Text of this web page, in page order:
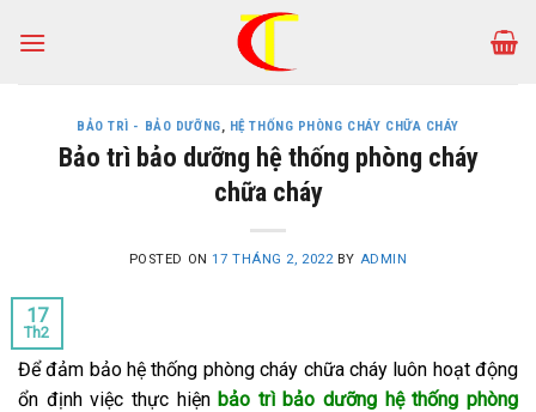
BẢO TRÌ - BẢO DƯỠNG, HỆ THỐNG PHÒNG CHÁY CHỮA CHÁY
Bảo trì bảo dưỡng hệ thống phòng cháy
chữa cháy
POSTED ON17 THÁNG 2, 2022 BY ADMIN
17
Th2
Để đảm bảo hệ thống phòng cháy chữa cháy luôn hoạt động
ổn định việc thực hiệnbảo trì bảo dưỡng hệ thống phòng